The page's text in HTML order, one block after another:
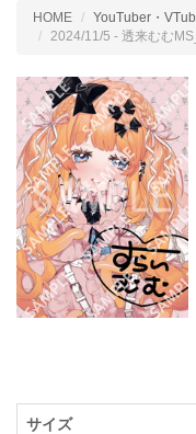
HOME YouTuber・
2024/11/5 - 透来むむ
サイズ